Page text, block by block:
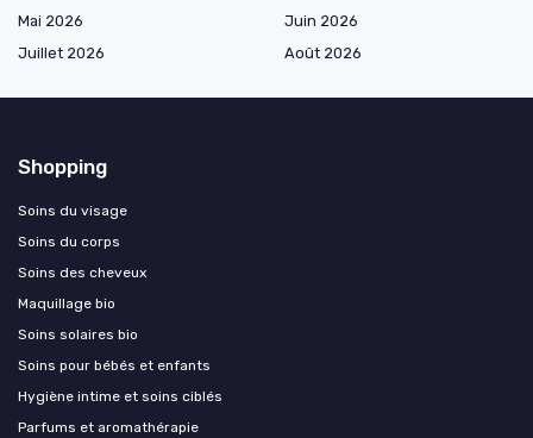
Mai 2026
Juin 2026
Juillet 2026
Août 2026
Shopping
Soins du visage
Soins du corps
Soins des cheveux
Maquillage bio
Soins solaires bio
Soins pour bébés et enfants
Hygiène intime et soins ciblés
Parfums et aromathérapie